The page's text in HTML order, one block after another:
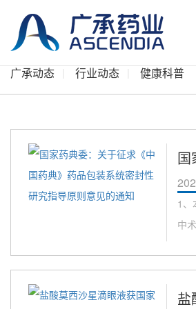
广承动态 行业动态 健康科普
国
1、
中
盐